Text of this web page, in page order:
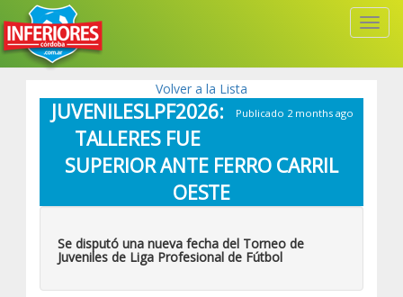
Volver a la Lista
Publicado 2 months ago
JUVENILESLPF2026:
TALLERES FUE
SUPERIOR ANTE FERRO CARRIL
OESTE
Se disputó una nueva fecha del Torneo de
Juveniles de Liga Profesional de Fútbol